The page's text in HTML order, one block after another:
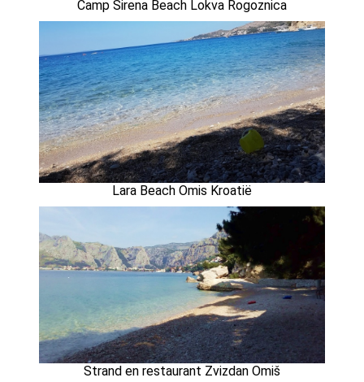
Camp Sirena Beach Lokva Rogoznica
Lara Beach Omis Kroatië
Strand en restaurant Zvizdan Omiš